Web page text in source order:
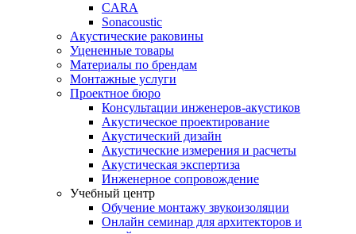
CARA
Sonacoustic
Акустические раковины
Уцененные товары
Материалы по брендам
Монтажные услуги
Проектное бюро
Консультации инженеров-акустиков
Акустическое проектирование
Акустический дизайн
Акустические измерения и расчеты
Акустическая экспертиза
Инженерное сопровождение
Учебный центр
Обучение монтажу звукоизоляции
Онлайн семинар для архитекторов и